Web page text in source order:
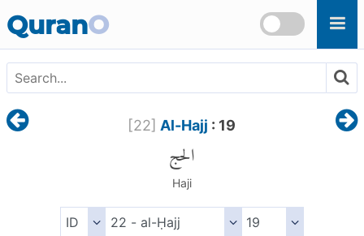
QuranO
[22] Al-Hajj : 19
الحج
Haji